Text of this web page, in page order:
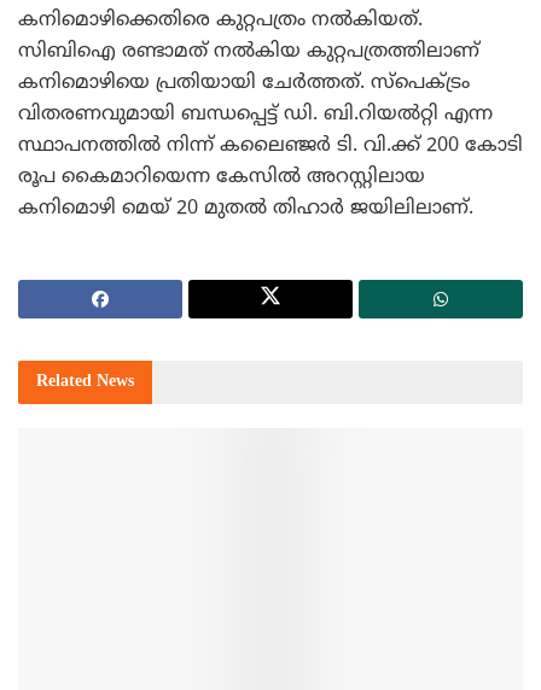
കനിമൊഴിക്കെതിരെ കുറ്റപത്രം നല്‍കിയത്.
സിബിഐ രണ്ടാമത് നല്‍കിയ കുറ്റപത്രത്തിലാണ്
കനിമൊഴിയെ പ്രതിയായി ചേര്‍ത്തത്. സ്‌പെക്ട്രം
വിതരണവുമായി ബന്ധപ്പെട്ട് ഡി. ബി.റിയല്‍റ്റി എന്ന
സ്ഥാപനത്തില്‍ നിന്ന് കലൈഞ്ജര്‍ ടി. വി.ക്ക് 200 കോടി
രൂപ കൈമാറിയെന്ന കേസില്‍ അറസ്റ്റിലായ
കനിമൊഴി മെയ് 20 മുതല്‍ തിഹാര്‍ ജയിലിലാണ്.
Related News